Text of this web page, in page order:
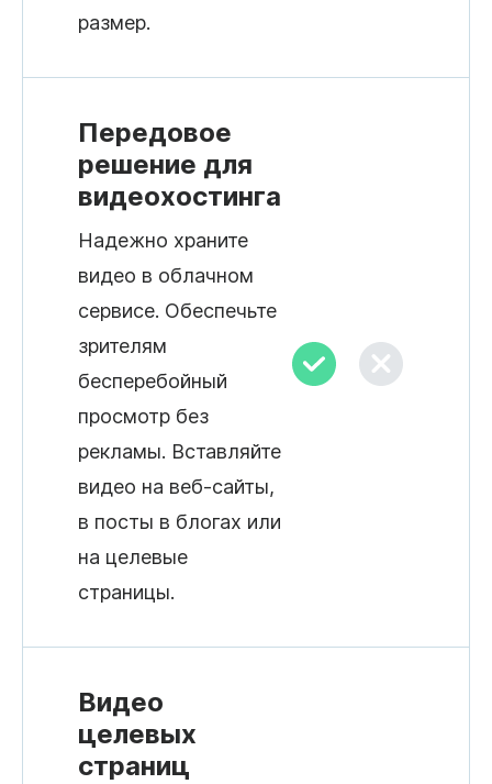
размер.
Передовое
решение для
видеохостинга
Надежно храните
видео в облачном
сервисе. Обеспечьте
зрителям
бесперебойный
просмотр без
рекламы. Вставляйте
видео на веб-сайты,
в посты в блогах или
на целевые
страницы.
Видео
целевых
страниц